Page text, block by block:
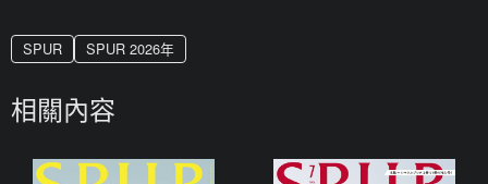
SPUR SPUR 2026年
相關內容